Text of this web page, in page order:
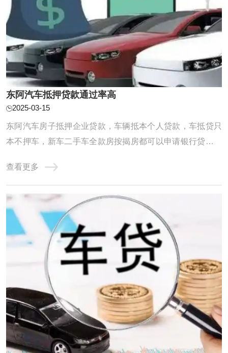
东阿汽车抵押贷款通过率高
2025-03-15
东阿汽车房子抵押企业贷款，车辆抵本个人贷款，车抵贷只
本不押车，新车二手车全款房按揭房都可以申请银行贷款，
料。 东阿汽车抵押贷款，立即申请，通过率高。东阿汽车抵
押贷款机构贷款有快速下放贷款的优势，受到短期资金需求
的车友们青睐。东阿车子抵押贷款机构对有需 ...
查看更多